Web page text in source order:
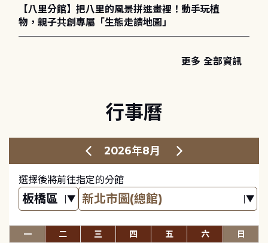
【八里分館】把八里的風景拼進畫裡！動手玩植
物，親子共創專屬「生態走讀地圖」
更多 全部資訊
行事曆
2026年8月
選擇後將前往指定的分館
一 二 三 四 五 六 日